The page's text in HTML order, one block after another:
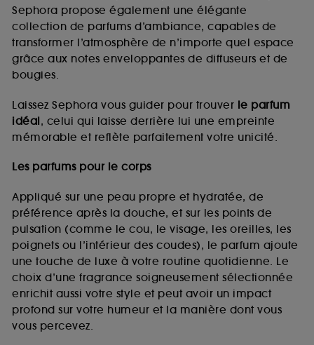
Sephora propose également une élégante
collection de parfums d’ambiance, capables de
transformer l’atmosphère de n’importe quel espace
grâce aux notes enveloppantes de diffuseurs et de
bougies.
Laissez Sephora vous guider pour trouver le parfum
idéal, celui qui laisse derrière lui une empreinte
mémorable et reflète parfaitement votre unicité.
Les parfums pour le corps
Appliqué sur une peau propre et hydratée, de
préférence après la douche, et sur les points de
pulsation (comme le cou, le visage, les oreilles, les
poignets ou l’intérieur des coudes), le parfum ajoute
une touche de luxe à votre routine quotidienne. Le
choix d’une fragrance soigneusement sélectionnée
enrichit aussi votre style et peut avoir un impact
profond sur votre humeur et la manière dont vous
vous percevez.
de vous plaire via des publicités, y compris sur des
sites tiers et sur les réseaux sociaux, sur la base
des pages que vous avez consultées, de votre
navigation, et de l'historique de vos interactions.
d’en améliorer la performance.
Cookies de sécurisation des paiements en ligne :
fraudes aux moyens de paiement et les
usurpations d’identité.
Cookies fonctionnels :il s’agit de cookies
permettant l’affichage et/ou la fourniture de
certaines fonctionnalités du site, tel que les
cookies d’authentification qui sont utilisés afin de
vous faire bénéficier de l’authentification
prolongée vous permettant d’accéder à votre
compte lors de votre prochaine visite sur le site
sans saisir à nouveau votre identifiant et mot de
passe.